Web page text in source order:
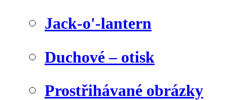
Jack-o'-lantern
Duchové – otisk
Prostřihávané obrázky